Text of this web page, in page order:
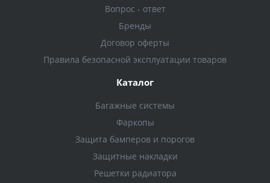
Вопрос - ответ
Бренды
Договор оферты
Правила безопасной эксплуатации товаров
Каталог
Багажные системы
Фаркопы
Защита бамперов и порогов
Защитные накладки
Решетки радиатора